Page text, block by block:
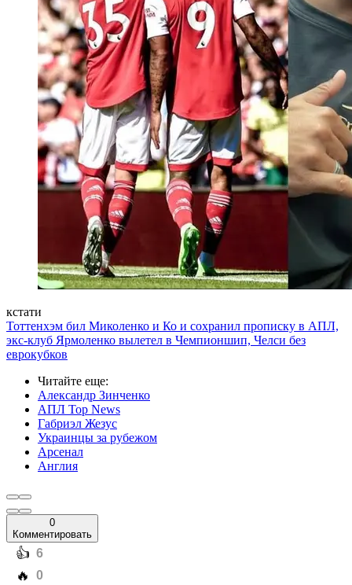
кстати
Тоттенхэм бил Миколенко и Ко и сохранил прописку в АПЛ,
экс-клуб Ярмоленко вылетел в Чемпионшип, Челси без
еврокубков
Читайте еще:
Александр Зинченко
АПЛ Top News
Габриэл Жезус
Украинцы за рубежом
Арсенал
Англия
0
Комментировать
️👍 6
️🔥 0